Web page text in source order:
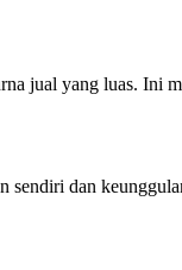
jual yang luas. Ini
sendiri dan